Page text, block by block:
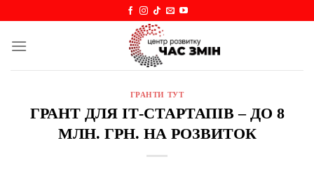
content
ГРАНТИ ТУТ
ГРАНТ ДЛЯ ІТ-СТАРТАПІВ – ДО 8
МЛН. ГРН. НА РОЗВИТОК